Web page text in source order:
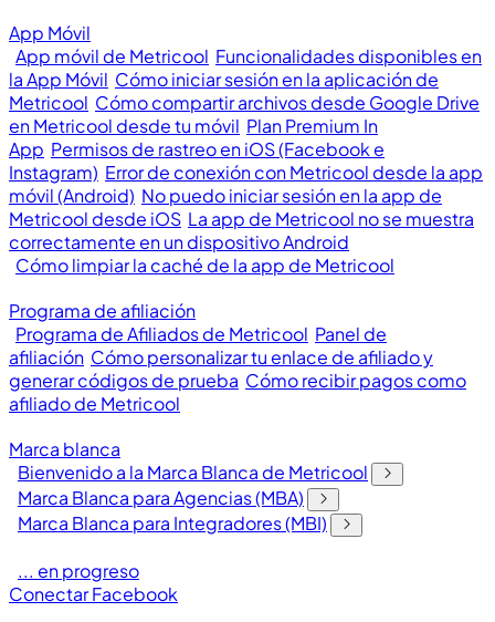
App Móvil
App móvil de Metricool Funcionalidades disponibles en
la App Móvil Cómo iniciar sesión en la aplicación de
Metricool Cómo compartir archivos desde Google Drive
en Metricool desde tu móvil Plan Premium In
App Permisos de rastreo en iOS (Facebook e
Instagram) Error de conexión con Metricool desde la app
móvil (Android) No puedo iniciar sesión en la app de
Metricool desde iOS La app de Metricool no se muestra
correctamente en un dispositivo Android
Cómo limpiar la caché de la app de Metricool
Programa de afiliación
Programa de Afiliados de Metricool Panel de
afiliación Cómo personalizar tu enlace de afiliado y
generar códigos de prueba Cómo recibir pagos como
afiliado de Metricool
Marca blanca
Bienvenido a la Marca Blanca de Metricool
Marca Blanca para Agencias (MBA)
Marca Blanca para Integradores (MBI)
... en progreso
Conectar Facebook